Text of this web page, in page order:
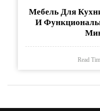
Мебель Для
И
Read